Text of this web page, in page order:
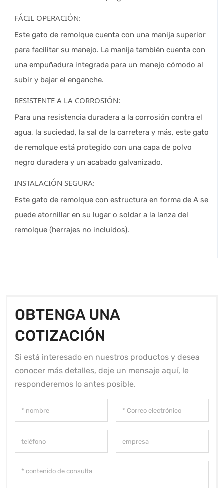
FÁCIL OPERACIÓN:
Este gato de remolque cuenta con una manija superior
para facilitar su manejo. La manija también cuenta con
una empuñadura integrada para un manejo cómodo al
subir y bajar el enganche.
RESISTENTE A LA CORROSIÓN:
Para una resistencia duradera a la corrosión contra el
agua, la suciedad, la sal de la carretera y más, este gato
de remolque está protegido con una capa de polvo
negro duradera y un acabado galvanizado.
INSTALACIÓN SEGURA:
Este gato de remolque con estructura en forma de A se
puede atornillar en su lugar o soldar a la lanza del
remolque (herrajes no incluidos).
OBTENGA UNA
COTIZACIÓN
Si está interesado en nuestros productos y desea
conocer más detalles, deje un mensaje aquí, le
responderemos lo antes posible.